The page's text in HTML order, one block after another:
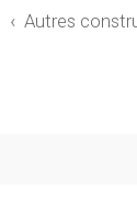
Autres